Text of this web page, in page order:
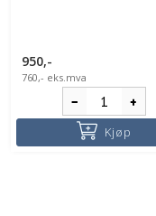
950,-
760,- eks.mva
Kjøp